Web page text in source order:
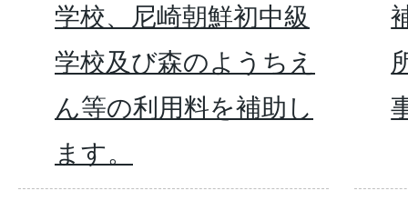
学校、尼崎朝鮮初中級
学校及び森のようちえ
ん等の利用料を補助し
ます。